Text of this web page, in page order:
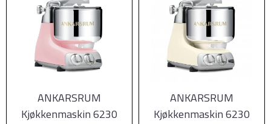
ANKARSRUM
Kjøkkenmaskin 6230
ANKARSRUM
Kjøkkenmaskin 6230